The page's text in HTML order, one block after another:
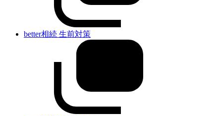
better相続 生前対策